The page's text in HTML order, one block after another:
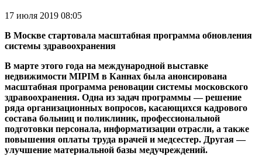
17 июля 2019 08:05
В Москве стартовала масштабная программа обновления
системы здравоохранения
В марте этого года на международной выставке
недвижимости MIPIM в Каннах была анонсирована
масштабная программа реновации системы московского
здравоохранения. Одна из задач программы — решение
ряда организационных вопросов, касающихся кадрового
состава больниц и поликлиник, профессиональной
подготовки персонала, информатизации отрасли, а также
повышения оплаты труда врачей и медсестер. Другая —
улучшение материальной базы медучреждений.